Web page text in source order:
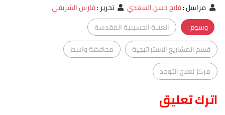
مراسل:فلاح حسن السعدي تحرير:فارس الشريفي
وسوم :
العتبة الحسينية المقدسة
قسم المشاريع الاستراتيجية
محافظة واسط
مركز لعلاج التوحد
اترك تعليق